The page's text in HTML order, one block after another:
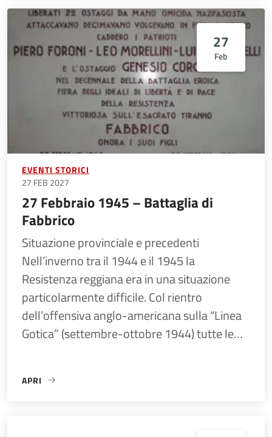
27
Feb
EVENTI STORICI
27 FEB 2027
27 Febbraio 1945 – Battaglia di
Fabbrico
Situazione provinciale e precedenti
Nell’inverno tra il 1944 e il 1945 la
Resistenza reggiana era in una situazione
particolarmente difficile. Col rientro
dell’offensiva anglo-americana sulla “Linea
Gotica” (settembre-ottobre 1944) tutte le…
APRI
«27 FEBBRAIO 1945 – BATTAGLIA DI FABBRICO»